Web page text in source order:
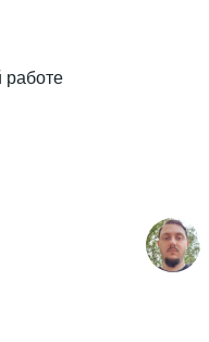
работе